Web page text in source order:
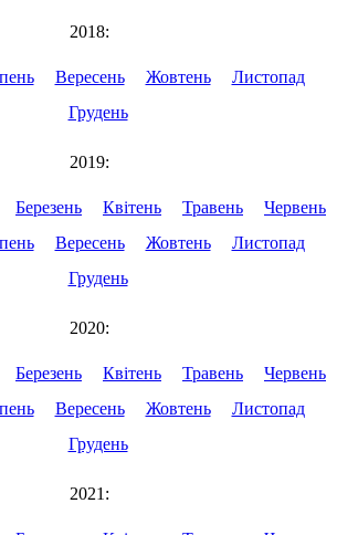
2018:
Вересень Жовтень
Листопад
Грудень
2019:
Березень Квітень Травень
Червень
Вересень Жовтень
Листопад
Грудень
2020:
Березень Квітень Травень
Червень
Вересень Жовтень
Листопад
Грудень
2021: